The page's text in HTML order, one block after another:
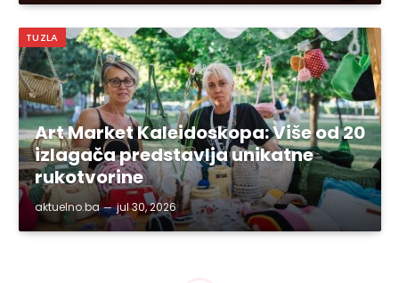
TUZLA
Art Market Kaleidoskopa: Više od 20
izlagača predstavlja unikatne
rukotvorine
aktuelno.ba jul 30, 2026